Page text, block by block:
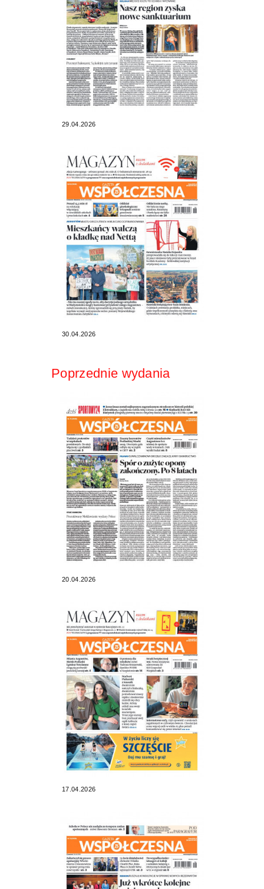
29.04.2026
30.04.2026
Poprzednie wydania
20.04.2026
17.04.2026